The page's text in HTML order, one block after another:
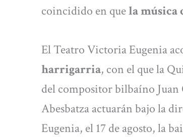
coincidido en quela música
El Teatro Victoria Eugenia
harrigarria, con el que la
del compositor bilbaíno Juan
Abesbatza actuarán bajo la
Eugenia, el 17 de agosto, la